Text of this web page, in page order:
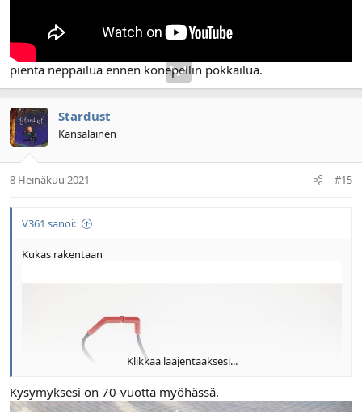
pientä neppailua ennen konepellin pokkailua.
Stardust
Kansalainen
8 Heinäkuu 2021 #15
V361 sanoi:
Kukas rakentaan
Klikkaa laajentaaksesi...
Kysymyksesi on 70-vuotta myöhässä.